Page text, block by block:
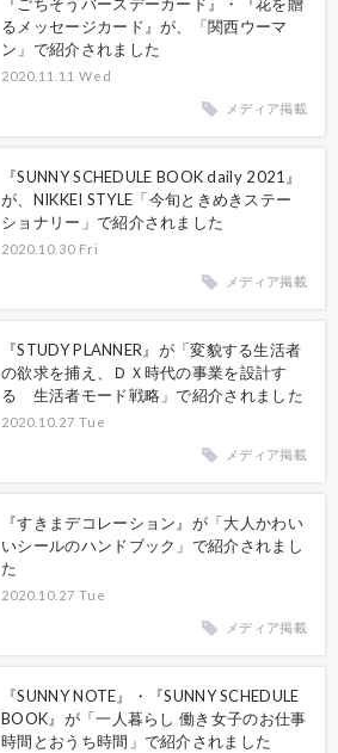
るメッセージカード』が、「関西ウーマ
ン」で紹介されました
2020.11.11 Wed
メディア掲載
『SUNNY SCHEDULE BOOK daily 2021』
が、NIKKEI STYLE「今旬ときめきステー
ショナリー」で紹介されました
2020.10.30 Fri
メディア掲載
『STUDY PLANNER』が「変貌する生活者
の欲求を捕え、ＤＸ時代の事業を設計す
る 生活者モード戦略」で紹介されました
2020.10.27 Tue
メディア掲載
『すきまデコレーション』が「大人かわい
いシールのハンドブック」で紹介されまし
た
2020.10.27 Tue
メディア掲載
『SUNNY NOTE』・『SUNNY SCHEDULE
BOOK』が「一人暮らし 働き女子のお仕事
時間とおうち時間」で紹介されました